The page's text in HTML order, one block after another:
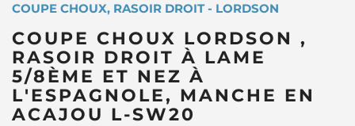
COUPE CHOUX, RASOIR DROIT - LORDSON
COUPE CHOUX LORDSON ,
RASOIR DROIT À LAME
5/8ÈME ET NEZ À
L'ESPAGNOLE, MANCHE EN
ACAJOU L-SW20